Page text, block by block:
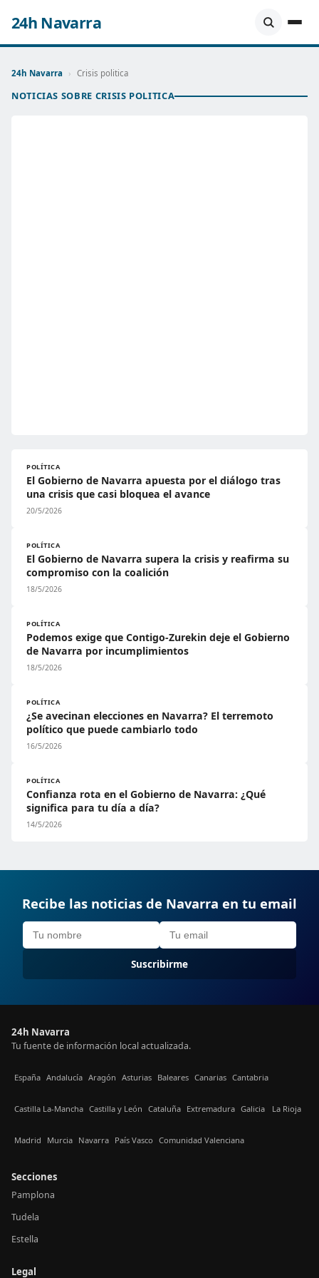
24h Navarra
24h Navarra › Crisis politica
NOTICIAS SOBRE CRISIS POLITICA
POLÍTICA
El Gobierno de Navarra apuesta por el diálogo tras
una crisis que casi bloquea el avance
20/5/2026
POLÍTICA
El Gobierno de Navarra supera la crisis y reafirma su
compromiso con la coalición
18/5/2026
POLÍTICA
Podemos exige que Contigo-Zurekin deje el Gobierno
de Navarra por incumplimientos
18/5/2026
POLÍTICA
¿Se avecinan elecciones en Navarra? El terremoto
político que puede cambiarlo todo
16/5/2026
POLÍTICA
Confianza rota en el Gobierno de Navarra: ¿Qué
significa para tu día a día?
14/5/2026
Recibe las noticias de Navarra en tu email
Suscribirme
24h Navarra
Tu fuente de información local actualizada.
España Andalucía Aragón Asturias Baleares Canarias Cantabria
Castilla La-Mancha Castilla y León Cataluña Extremadura Galicia La Rioja
Madrid Murcia Navarra País Vasco Comunidad Valenciana
Secciones
Pamplona
Tudela
Estella
Legal